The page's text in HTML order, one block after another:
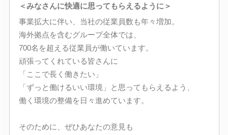
＜みなさんに快適に思ってもらえるように＞
事業拡大に伴い、当社の従業員数も年々増加。
海外拠点を含むグループ全体では、
700名を超える従業員が働いています。
頑張ってくれている皆さんに
「ここで長く働きたい」
「ずっと働けるいい環境」と思ってもらえるよう、
働く環境の整備を日々進めています。
そのために、ぜひあなたの意見も